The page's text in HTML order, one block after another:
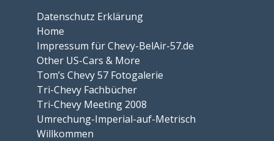
Datenschutz Erklärung
Home
Impressum für Chevy-BelAir-57.de
Other US-Cars & More
Tom’s Chevy 57 Fotogalerie
Tri-Chevy Fachbücher
Tri-Chevy Meeting 2008
Umrechung-Imperial-auf-Metrisch
Willkommen